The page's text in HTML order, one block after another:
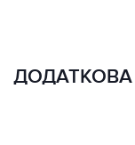
ДОДАТКОВА